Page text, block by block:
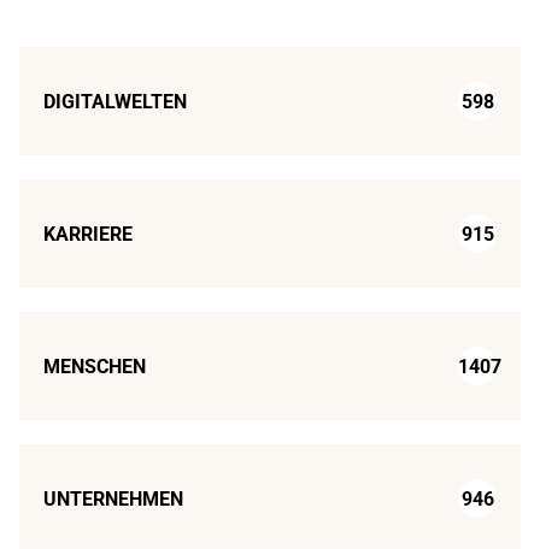
DIGITALWELTEN 598
KARRIERE 915
MENSCHEN 1407
UNTERNEHMEN 946